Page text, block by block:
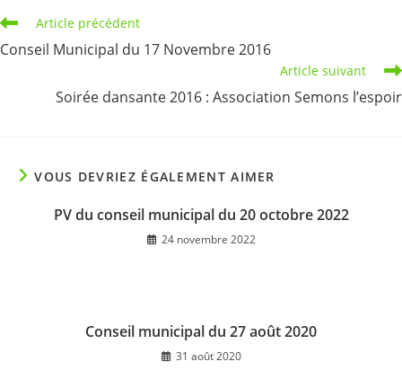
Read
articles
Article précédent
Conseil Municipal du 17 Novembre 2016
Article suivant
Soirée dansante 2016 : Association Semons l’espoir
VOUS DEVRIEZ ÉGALEMENT AIMER
PV du conseil municipal du 20 octobre 2022
24 novembre 2022
Conseil municipal du 27 août 2020
31 août 2020